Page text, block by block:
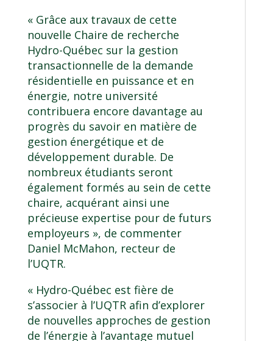
« Grâce aux travaux de cette
nouvelle Chaire de recherche
Hydro-Québec sur la gestion
transactionnelle de la demande
résidentielle en puissance et en
énergie, notre université
contribuera encore davantage au
progrès du savoir en matière de
gestion énergétique et de
développement durable. De
nombreux étudiants seront
également formés au sein de cette
chaire, acquérant ainsi une
précieuse expertise pour de futurs
employeurs », de commenter
Daniel McMahon, recteur de
l’UQTR.
« Hydro-Québec est fière de
s’associer à l’UQTR afin d’explorer
de nouvelles approches de gestion
de l’énergie à l’avantage mutuel